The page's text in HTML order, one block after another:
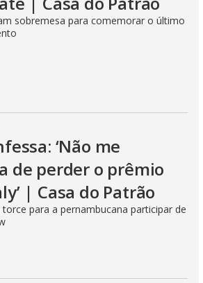
sobremesa para comemorar o último
‘Não me
de perder o prêmio
| Casa do Patrão
torce para a pernambucana participar de